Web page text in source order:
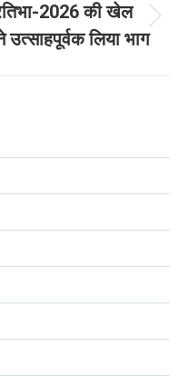
2026 की खेल
उत्साहपूर्वक लिया भाग